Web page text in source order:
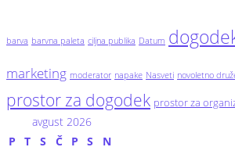
barva barvna paleta ciljna publika Datum
marketing moderator napake Nasveti novoletno
prostor za dogodek prostor za
avgust 2026
P
T S Č P S N